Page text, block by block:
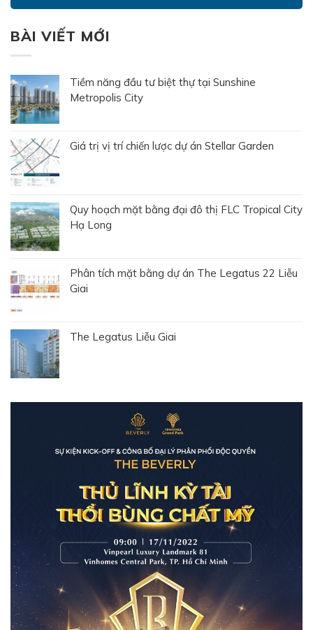
BÀI VIẾT MỚI
Tiềm năng đầu tư biệt thự tại Sunshine
Metropolis City
Giá trị vị trí chiến lược dự án Stellar Garden
Quy hoạch mặt bằng đại đô thị FLC Tropical City
Hạ Long
Phân tích mặt bằng dự án The Legatus 22 Liễu
Giai
The Legatus Liễu Giai